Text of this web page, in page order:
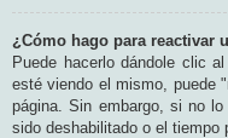
¿Cómo hago para reactivar
Puede hacerlo dándole clic
esté viendo el mismo, puede
página. Sin embargo, si no
sido deshabilitado o el tiempo